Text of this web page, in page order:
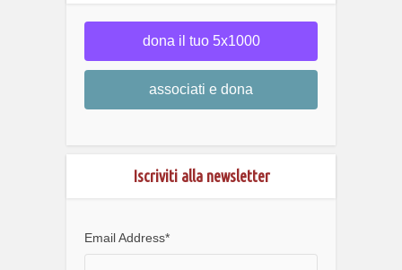
dona il tuo 5x1000
associati e dona
Iscriviti alla newsletter
Email Address*